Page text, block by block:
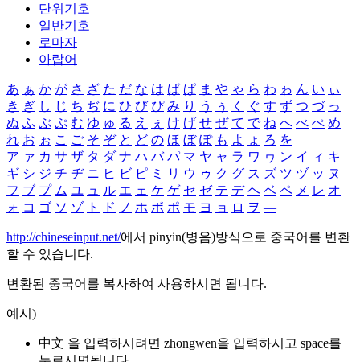
단위기호
일반기호
로마자
아랍어
あ ぁ か が さ ざ た だ な は ば ぱ ま や ゃ ら わ ゎ ん い ぃ
き ぎ し じ ち ぢ に ひ び ぴ み り う ぅ く ぐ す ず つ づ っ
ぬ ふ ぶ ぷ む ゆ ゅ る え ぇ け げ せ ぜ て で ね へ べ ぺ め
れ お ぉ こ ご そ ぞ と ど の ほ ぼ ぽ も よ ょ ろ を
ア ァ カ サ ザ タ ダ ナ ハ バ パ マ ヤ ャ ラ ワ ヮ ン イ ィ キ
ギ シ ジ チ ヂ ニ ヒ ビ ピ ミ リ ウ ゥ ク グ ス ズ ツ ヅ ッ ヌ
フ ブ プ ム ユ ュ ル エ ェ ケ ゲ セ ゼ テ デ ヘ ベ ペ メ レ オ
ォ コ ゴ ソ ゾ ト ド ノ ホ ボ ポ モ ヨ ョ ロ ヲ ―
http://chineseinput.net/에서 pinyin(병음)방식으로 중국어를 변환
할 수 있습니다.
변환된 중국어를 복사하여 사용하시면 됩니다.
예시)
中文 을 입력하시려면 zhongwen을 입력하시고 space를